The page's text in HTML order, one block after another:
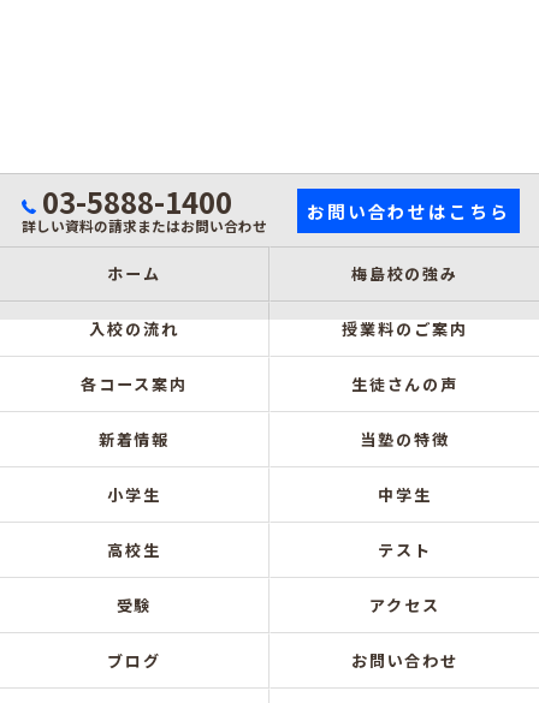
03-5888-1400
詳しい資料の請求またはお問い合わせ
お問い合わせはこちら
ホーム 梅島校の強み
入校の流れ 授業料のご案内
各コース案内 生徒さんの声
新着情報 当塾の特徴
小学生 中学生
高校生 テスト
受験 アクセス
ブログ お問い合わせ